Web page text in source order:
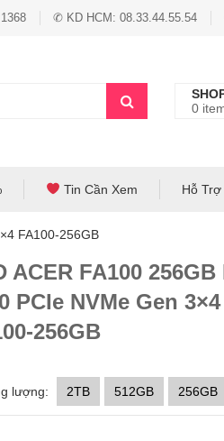
✆ KD HCM: 08.33.44.55.54
0
Tin Cần Xem Hỗ Trợ
FA100-256GB
ACER FA100 256GB
PCIe NVMe Gen 3×4
256GB
lượng: 2TB 512GB 256GB